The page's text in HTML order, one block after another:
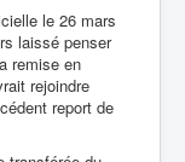
le 26 mars
laissé penser
remise en
rejoindre
report de